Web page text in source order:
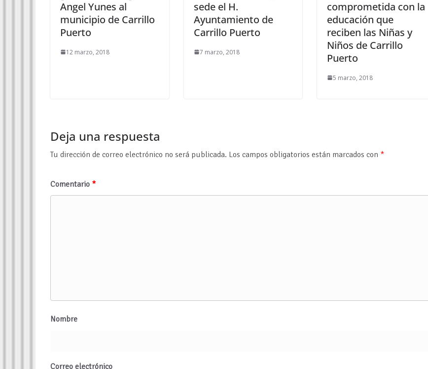
Angel Yunes al
municipio de Carrillo
Puerto
12 marzo, 2018
sede el H.
Ayuntamiento de
Carrillo Puerto
7 marzo, 2018
comprometida con la
educación que
reciben las Niñas y
Niños de Carrillo
Puerto
5 marzo, 2018
Deja una respuesta
Tu dirección de correo electrónico no será publicada. Los campos obligatorios están marcados con *
Comentario *
Nombre
Correo electrónico